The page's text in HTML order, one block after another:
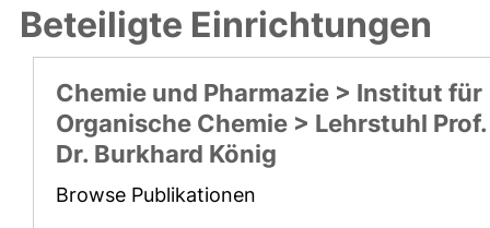
Beteiligte Einrichtungen
Chemie und Pharmazie > Institut für
Organische Chemie > Lehrstuhl Prof.
Dr. Burkhard König
Browse Publikationen